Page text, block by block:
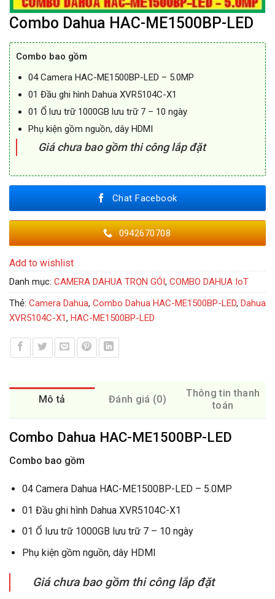
Combo Dahua HAC-ME1500BP-LED
Combo bao gồm
04 Camera HAC-ME1500BP-LED – 5.0MP
01 Đầu ghi hình Dahua XVR5104C-X1
01 Ổ lưu trữ 1000GB lưu trữ 7 – 10 ngày
Phụ kiện gồm nguồn, dây HDMI
Giá chưa bao gồm thi công lắp đặt
Chat Facebook
0942670708
Add to wishlist
Danh mục: CAMERA DAHUA TRỌN GÓI, COMBO DAHUA IoT
Thẻ: Camera Dahua, Combo Dahua HAC-ME1500BP-LED, Dahua
XVR5104C-X1, HAC-ME1500BP-LED
Mô tả Đánh giá (0)
Thông tin thanh
toán
Combo Dahua HAC-ME1500BP-LED
Combo bao gồm
04 Camera Dahua HAC-ME1500BP-LED – 5.0MP
01 Đầu ghi hình Dahua XVR5104C-X1
01 Ổ lưu trữ 1000GB lưu trữ 7 – 10 ngày
Phụ kiện gồm nguồn, dây HDMI
Giá chưa bao gồm thi công lắp đặt